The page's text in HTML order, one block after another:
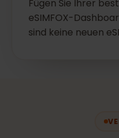
Fügen Sie Ihrer
eSIMFOX-
sind keine neuen